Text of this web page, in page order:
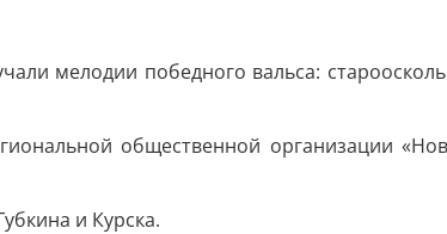
мелодии победного вальса:
общественной организации
и Курска.